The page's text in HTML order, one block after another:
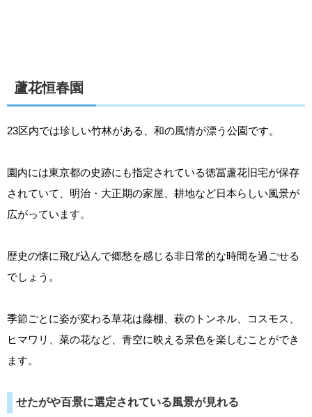
蘆花恒春園
23区内では珍しい竹林がある、和の風情が漂う公園です。
園内には東京都の史跡にも指定されている徳冨蘆花旧宅が保存
されていて、明治・大正期の家屋、耕地など日本らしい風景が
広がっています。
歴史の懐に飛び込んで郷愁を感じる非日常的な時間を過ごせる
でしょう。
季節ごとに姿が変わる草花は藤棚、萩のトンネル、コスモス、
ヒマワリ、菜の花など、青空に映える景色を楽しむことができ
ます。
せたがや百景に選定されている風景が見れる